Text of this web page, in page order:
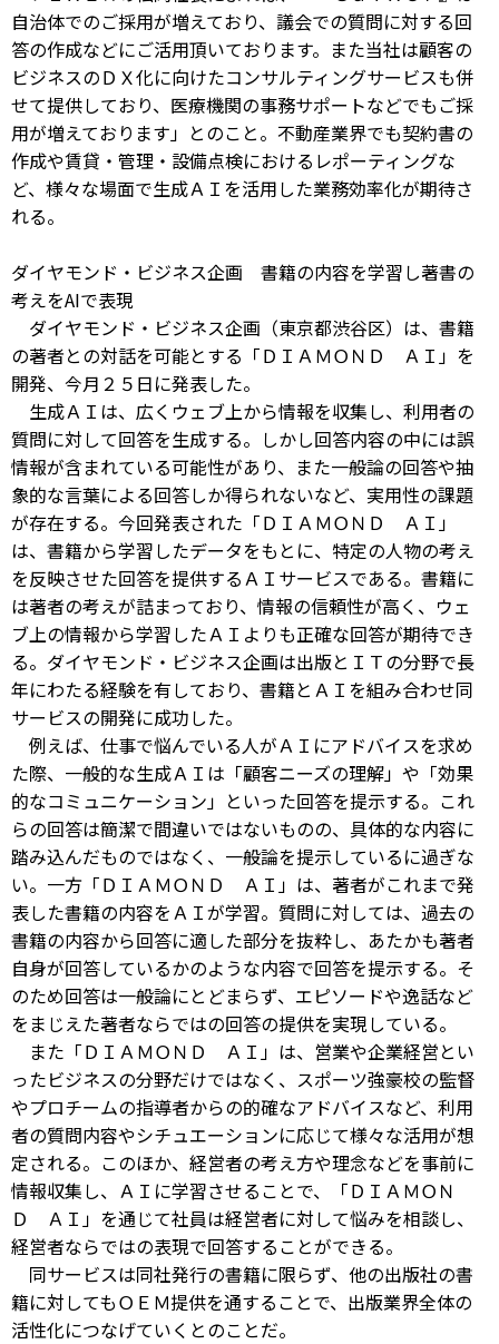
自治体でのご採用が増えており、議会での質問に対する回
答の作成などにご活用頂いております。また当社は顧客の
ビジネスのＤＸ化に向けたコンサルティングサービスも併
せて提供しており、医療機関の事務サポートなどでもご採
用が増えております」とのこと。不動産業界でも契約書の
作成や賃貸・管理・設備点検におけるレポーティングな
ど、様々な場面で生成ＡＩを活用した業務効率化が期待さ
れる。
ダイヤモンド・ビジネス企画 書籍の内容を学習し著書の
考えをAIで表現
ダイヤモンド・ビジネス企画（東京都渋谷区）は、書籍
の著者との対話を可能とする「ＤＩＡＭＯＮＤ ＡＩ」を
開発、今月２５日に発表した。
生成ＡＩは、広くウェブ上から情報を収集し、利用者の
質問に対して回答を生成する。しかし回答内容の中には誤
情報が含まれている可能性があり、また一般論の回答や抽
象的な言葉による回答しか得られないなど、実用性の課題
が存在する。今回発表された「ＤＩＡＭＯＮＤ ＡＩ」
は、書籍から学習したデータをもとに、特定の人物の考え
を反映させた回答を提供するＡＩサービスである。書籍に
は著者の考えが詰まっており、情報の信頼性が高く、ウェ
ブ上の情報から学習したＡＩよりも正確な回答が期待でき
る。ダイヤモンド・ビジネス企画は出版とＩＴの分野で長
年にわたる経験を有しており、書籍とＡＩを組み合わせ同
サービスの開発に成功した。
例えば、仕事で悩んでいる人がＡＩにアドバイスを求め
た際、一般的な生成ＡＩは「顧客ニーズの理解」や「効果
的なコミュニケーション」といった回答を提示する。これ
らの回答は簡潔で間違いではないものの、具体的な内容に
踏み込んだものではなく、一般論を提示しているに過ぎな
い。一方「ＤＩＡＭＯＮＤ ＡＩ」は、著者がこれまで発
表した書籍の内容をＡＩが学習。質問に対しては、過去の
書籍の内容から回答に適した部分を抜粋し、あたかも著者
自身が回答しているかのような内容で回答を提示する。そ
のため回答は一般論にとどまらず、エピソードや逸話など
をまじえた著者ならではの回答の提供を実現している。
また「ＤＩＡＭＯＮＤ ＡＩ」は、営業や企業経営とい
ったビジネスの分野だけではなく、スポーツ強豪校の監督
やプロチームの指導者からの的確なアドバイスなど、利用
者の質問内容やシチュエーションに応じて様々な活用が想
定される。このほか、経営者の考え方や理念などを事前に
情報収集し、ＡＩに学習させることで、「ＤＩＡＭＯＮ
Ｄ ＡＩ」を通じて社員は経営者に対して悩みを相談し、
経営者ならではの表現で回答することができる。
同サービスは同社発行の書籍に限らず、他の出版社の書
籍に対してもＯＥＭ提供を通することで、出版業界全体の
活性化につなげていくとのことだ。